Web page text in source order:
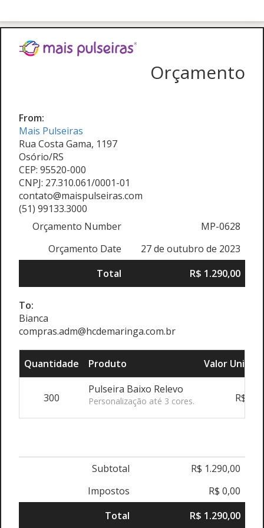
Orçamento
From:
Mais Pulseiras
Rua Costa Gama, 1197
Osório/RS
CEP: 95520-000
CNPJ: 27.310.061/0001-01
contato@maispulseiras.com
(51) 99133.3000
Orçamento Number
MP-0628
Orçamento Date
27 de outubro de 2023
Total
R$ 1.290,00
To:
Bianca
compras.adm@hcdemaringa.com.br
Quantidade Produto Valor
300
Pulseira Baixo Relevo
Personalização até 3 cores. R$
Subtotal
R$ 1.290,00
Impostos
R$ 0,00
Total
R$ 1.290,00